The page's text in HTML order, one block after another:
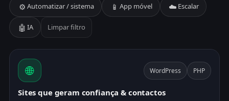
⚙️ Automatizar / sistema 📱 App móvel ☁️ Escalar
🤖 IA Limpar filtro
🌐 WordPress PHP
Sites que geram confiança & contactos